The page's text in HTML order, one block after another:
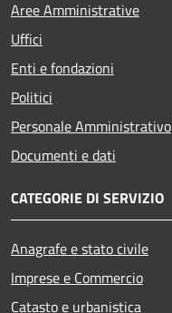
Aree Amministrative
Uffici
Enti e fondazioni
Politici
Personale Amministrativo
Documenti e dati
CATEGORIE DI SERVIZIO
Anagrafe e stato civile
Imprese e Commercio
Catasto e urbanistica